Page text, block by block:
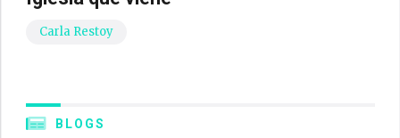
Carla Restoy
BLOGS